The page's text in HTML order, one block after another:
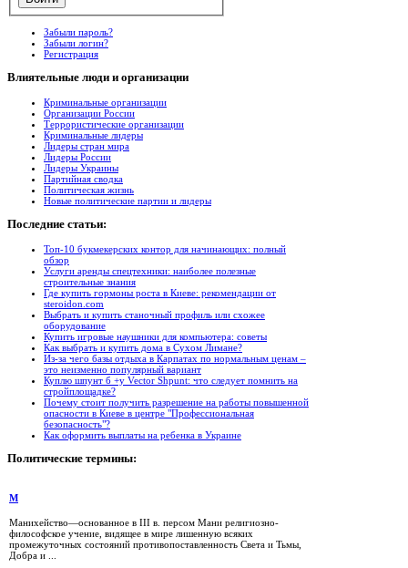
Забыли пароль?
Забыли логин?
Регистрация
Влиятельные люди и организации
Криминальные организации
Организации России
Террористические организации
Криминальные лидеры
Лидеры стран мира
Лидеры России
Лидеры Украины
Партийная сводка
Политическая жизнь
Новые политические партии и лидеры
Последние статьи:
Топ-10 букмекерских контор для начинающих: полный
обзор
Услуги аренды спецтехники: наиболее полезные
строительные знания
Где купить гормоны роста в Киеве: рекомендации от
steroidon.com
Выбрать и купить станочный профиль или схожее
оборудование
Купить игровые наушники для компьютера: советы
Как выбрать и купить дома в Сухом Лимане?
Из-за чего базы отдыха в Карпатах по нормальным ценам –
это неизменно популярный вариант
Куплю шпунт б +у Vector Shpunt: что следует помнить на
стройплощадке?
Почему стоит получить разрешение на работы повышенной
опасности в Киеве в центре "Профессиональная
безопасность"?
Как оформить выплаты на ребенка в Украине
Политические термины:
М
Манихейство—основанное в III в. персом Мани религиозно-
философское учение, видящее в мире лишенную всяких
промежуточных состояний противопоставленность Света и Тьмы,
Добра и ...